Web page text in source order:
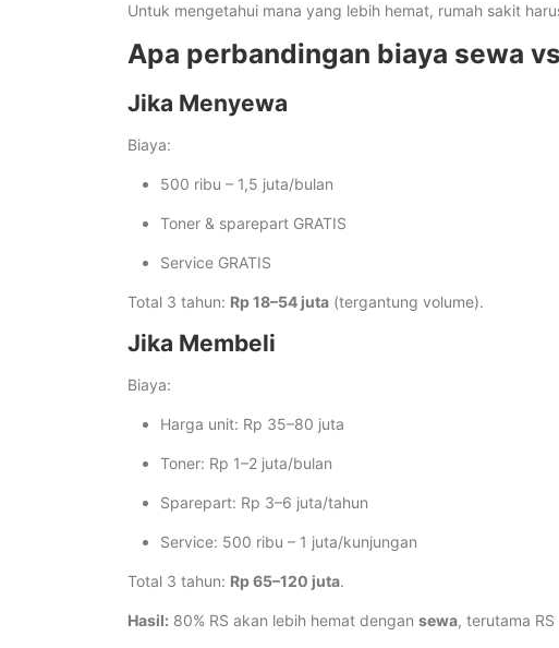
Untuk mengetahui mana yang lebih hemat, rumah sakit
Apa perbandingan biaya sewa
Jika Menyewa
Biaya:
500 ribu – 1,5 juta/bulan
Toner & sparepart GRATIS
Service GRATIS
Total 3 tahun: Rp 18–54 juta (tergantung volume).
Jika Membeli
Biaya:
Harga unit: Rp 35–80 juta
Toner: Rp 1–2 juta/bulan
Sparepart: Rp 3–6 juta/tahun
Service: 500 ribu – 1 juta/kunjungan
Total 3 tahun: Rp 65–120 juta.
Hasil: 80% RS akan lebih hemat dengan sewa, terutama